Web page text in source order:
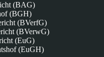
(BAG)
(BGH)
(BVerfG)
(BVerwG)
(EuG)
(EuGH)